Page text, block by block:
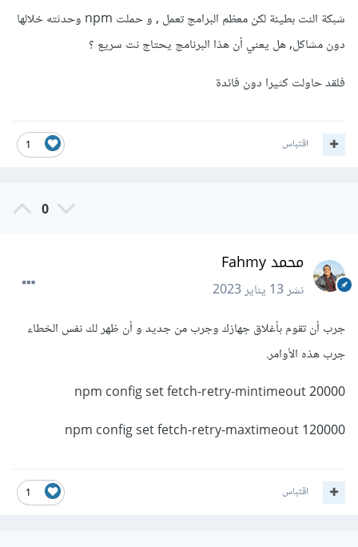
شبكة النت بطيئة لكن معظم البرامج تعمل , و حملت npm وحدثته خلالها
دون مشاكل, هل يعني أن هذا البرنامج يحتاج نت سريع ؟
فلقد حاولت كثيرا دون فائدة
1 اقتباس
0
محمد Fahmy
نشر13 يناير 2023
جرب أن تقوم بأغلاق جهازك وجرب من جديد و أن ظهر لك نفس الخطاء
جرب هذه الأوامر.
npm config set fetch-retry-mintimeout 20000
npm config set fetch-retry-maxtimeout 120000
1 اقتباس